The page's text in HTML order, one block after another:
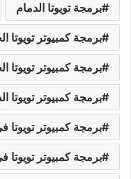
برمجة تويوتا الدمام
برمجة كمبيوتر تويوتا
برمجة كمبيوتر تويوتا
برمجة كمبيوتر تويوتا
برمجة كمبيوتر تويوتا
برمجة كمبيوتر تويوتا